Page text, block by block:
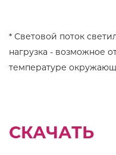
* Световой поток
нагрузка - возможное
температуре
СКАЧАТЬ